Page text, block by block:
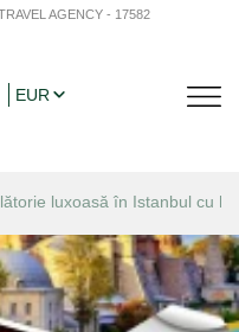
AGENCY - 17582
EUR
luxoasă în Istanbul cu